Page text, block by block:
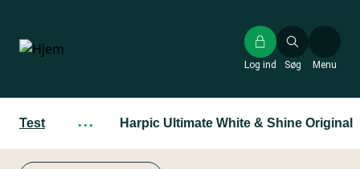
hovedindhold
Søg
Log ind Menu
Test ··· Harpic Ultimate White & Shine Original